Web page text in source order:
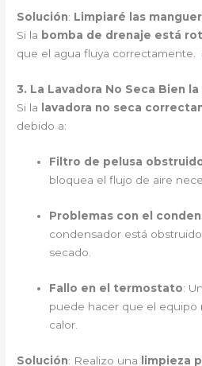
Solución: Limpiaré las
Si la bomba de drenaje está
que el agua fluya correctamente.
3. La Lavadora No Seca Bien la
Si la
lavadora no seca
debido a:
Filtro de pelusa
bloquea el flujo de aire
Problemas con el
condensador está
secado.
Fallo en el termostato:
puede hacer que el equipo
calor.
Solución: Realizo una limpieza